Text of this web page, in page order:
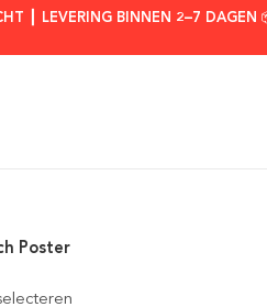
┃ LEVERING BINNEN 2–7 DAGEN
Poster